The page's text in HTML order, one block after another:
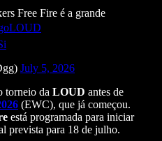
Free Fire é a grande
July 5, 2026
torneio da LOUD antes de
(EWC), que já começou.
está programada para iniciar
prevista para 18 de julho.